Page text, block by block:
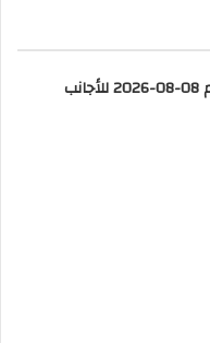
وظائف البحرين اليوم 08-08-2026 للأجانب